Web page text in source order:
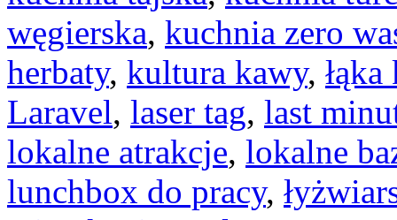
węgierska, kuchnia zero
herbaty, kultura kawy,
Laravel, laser tag, last
lokalne atrakcje, lokalne
lunchbox do pracy,